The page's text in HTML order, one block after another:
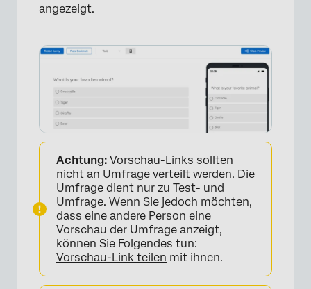
angezeigt.
Achtung: Vorschau-Links sollten
nicht an Umfrage verteilt werden. Die
Umfrage dient nur zu Test- und
Umfrage. Wenn Sie jedoch möchten,
dass eine andere Person eine
Vorschau der Umfrage anzeigt,
können Sie Folgendes tun:
Vorschau-Link teilen mit ihnen.